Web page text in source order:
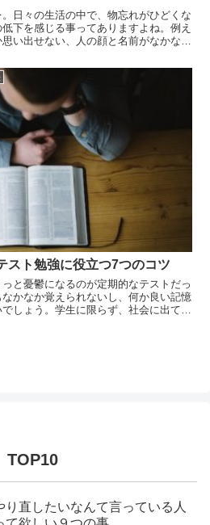
日々の生活の中で、物忘れがひどくな
下を感じる事ってありますよね。例え
い出せない、人の顔と名前がなかなか
人間の脳は必要な情報だけを残してお
スト勉強に役立つ7つのコツ
と憂鬱になるのが定期的なテストだっ
かなか覚えられないし、何か良い記憶
しょう。学生に限らず、社会に出ても
り直したいなんて言っている人